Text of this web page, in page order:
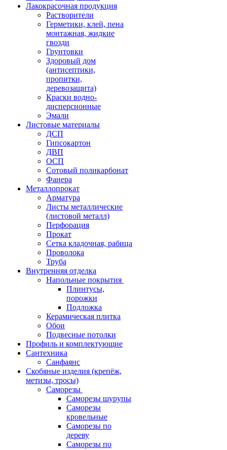
Лакокрасочная продукция
Растворители
Герметики, клей, пена
монтажная, жидкие
гвозди
Грунтовки
Здоровый дом
(антисептики,
пропитки,
деревозащита)
Краски водно-
дисперсионные
Эмали
Листовые материалы
ДСП
Гипсокартон
ДВП
ОСП
Сотовый поликарбонат
Фанера
Металлопрокат
Арматура
Листы металлические
(листовой металл)
Перфорация
Прокат
Сетка кладочная, рабица
Проволока
Труба
Внутренняя отделка
Напольные покрытия
Плинтусы,
порожки
Подложка
Керамическая плитка
Обои
Подвесные потолки
Профиль и комплектующие
Сантехника
Санфаянс
Скобяные изделия (крепёж,
метизы, тросы)
Саморезы
Саморезы шурупы
Саморезы
кровельные
Саморезы по
дереву
Саморезы по